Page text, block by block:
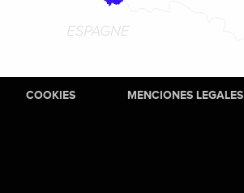
COOKIES MENCIONES LEGALES